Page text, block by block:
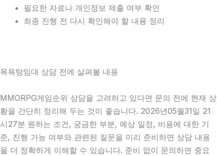
필요한 자료나 개인정보 제출 여부 확인
최종 진행 전 다시 확인해야 할 내용 정리
목욕탕임대 상담 전에 살펴볼 내용
MMORPG게임순위 상담을 고려하고 있다면 문의 전에 현재 상
황을 간단히 정리해 두는 것이 좋습니다. 2026년05월31일 21
시27분 원하는 조건, 궁금한 부분, 예상 일정, 비용에 대한 기
준, 진행 가능 여부와 관련된 질문을 미리 준비하면 상담 내용
을 더 정확하게 이해할 수 있습니다. 준비 없이 문의하면 중요